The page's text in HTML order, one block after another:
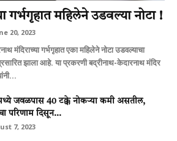
गर्भगृहात महिलेने उडवल्‍या नोटा !
20, 2023
मंदिराच्‍या गर्भगृहात एका महिलेने नोटा उडवल्‍याचा
झाला आहे. या प्रकरणी बद्रीनाथ-केदारनाथ मंदिर
जवळपास 40 टक्के नोकऱ्या कमी असतील,
परिणाम दिसून...
7, 2023